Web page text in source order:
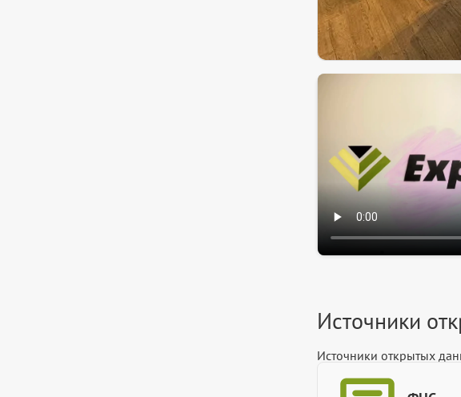
Источники
Источники открытых